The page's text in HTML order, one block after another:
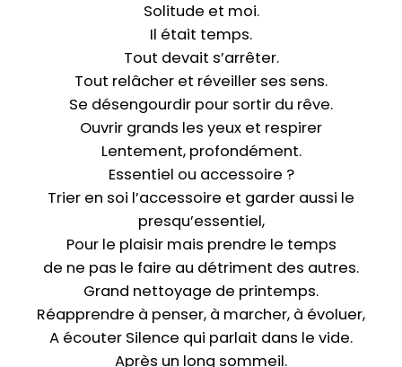
Solitude et moi.
Il était temps.
Tout devait s’arrêter.
Tout relâcher et réveiller ses sens.
Se désengourdir pour sortir du rêve.
Ouvrir grands les yeux et respirer
Lentement, profondément.
Essentiel ou accessoire ?
Trier en soi l’accessoire et garder aussi le
presqu’essentiel,
Pour le plaisir mais prendre le temps
de ne pas le faire au détriment des autres.
Grand nettoyage de printemps.
Réapprendre à penser, à marcher, à évoluer,
A écouter Silence qui parlait dans le vide.
Après un long sommeil.